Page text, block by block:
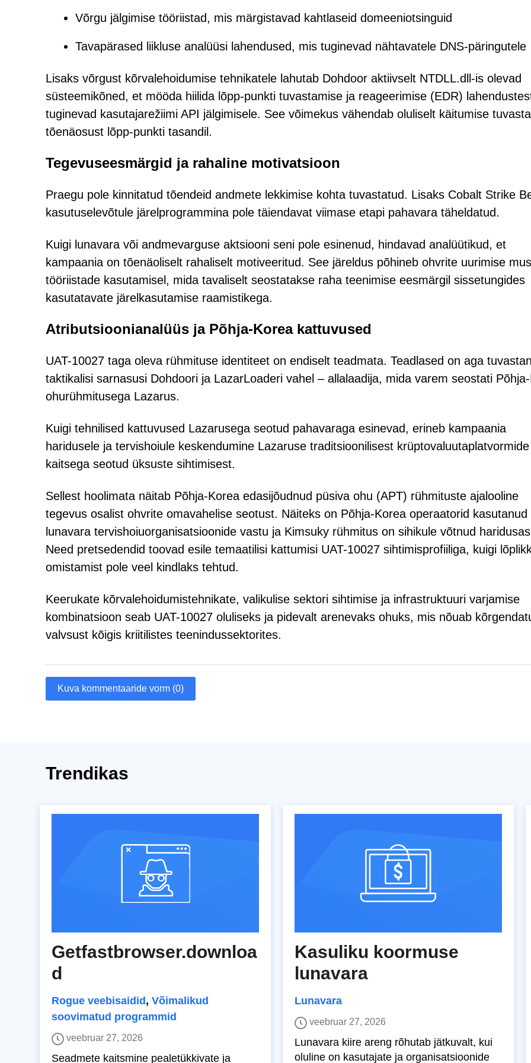
Võrgu jälgimise tööriistad, mis märgistavad kahtlaseid domeeniotsinguid
Tavapärased liikluse analüüsi lahendused, mis tuginevad nähtavatele DNS-päringutele
Lisaks võrgust kõrvalehoidumise tehnikatele lahutab Dohdoor aktiivselt NTDLL.dll-is olevad
süsteemikõned, et mööda hiilida lõpp-punkti tuvastamise ja reageerimise (EDR)
tuginevad kasutajarežiimi API jälgimisele. See võimekus vähendab oluliselt käitumise
tõenäosust lõpp-punkti tasandil.
Tegevuseesmärgid ja rahaline motivatsioon
Praegu pole kinnitatud tõendeid andmete lekkimise kohta tuvastatud. Lisaks Cobalt Strike
kasutuselevõtule järelprogrammina pole täiendavat viimase etapi pahavara täheldatud.
Kuigi lunavara või andmevarguse aktsiooni seni pole esinenud, hindavad analüütikud, et
kampaania on tõenäoliselt rahaliselt motiveeritud. See järeldus põhineb ohvrite uurimise
tööriistade kasutamisel, mida tavaliselt seostatakse raha teenimise eesmärgil sissetungides
kasutatavate järelkasutamise raamistikega.
Atributsioonianalüüs ja Põhja-Korea kattuvused
UAT-10027 taga oleva rühmituse identiteet on endiselt teadmata. Teadlased on aga
taktikalisi sarnasusi Dohdoori ja LazarLoaderi vahel – allalaadija, mida varem seostati
ohurühmitusega Lazarus.
Kuigi tehnilised kattuvused Lazarusega seotud pahavaraga esinevad, erineb kampaania
haridusele ja tervishoiule keskendumine Lazaruse traditsioonilisest
kaitsega seotud üksuste sihtimisest.
Sellest hoolimata näitab Põhja-Korea edasijõudnud püsiva ohu (APT) rühmituste ajalooline
tegevus osalist ohvrite omavahelise seotust. Näiteks on Põhja-Korea operaatorid kasutanud
lunavara tervishoiuorganisatsioonide vastu ja Kimsuky rühmitus on sihikule võtnud
Need pretsedendid toovad esile temaatilisi kattumisi UAT-10027 sihtimisprofiiliga, kuigi
omistamist pole veel kindlaks tehtud.
Keerukate kõrvalehoidumistehnikate, valikulise sektori sihtimise ja infrastruktuuri varjamise
kombinatsioon seab UAT-10027 oluliseks ja pidevalt arenevaks ohuks, mis nõuab
valvsust kõigis kriitilistes teenindussektorites.
Kuva kommentaaride vorm (0)
Trendikas
Getfastbrowser.downloa
d
Rogue veebisaidid , Võimalikud
soovimatud programmid
veebruar 27, 2026
Seadmete kaitsmine pealetükkivate ja
Kasuliku koormuse
lunavara
Lunavara
veebruar 27, 2026
Lunavara kiire areng rõhutab jätkuvalt, kui
oluline on kasutajate ja organisatsioonide